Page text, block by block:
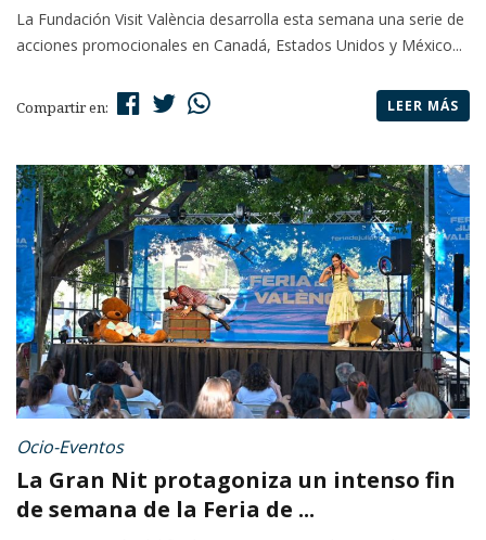
La Fundación Visit València desarrolla esta semana una serie de
acciones promocionales en Canadá, Estados Unidos y México...
Compartir en: LEER MÁS
Ocio-Eventos
La Gran Nit protagoniza un intenso fin
de semana de la Feria de ...